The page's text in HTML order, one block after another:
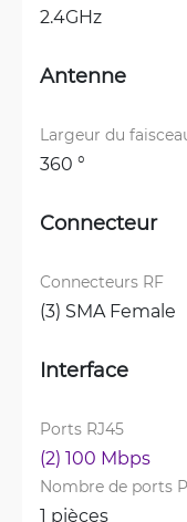
2.4GHz
Antenne
Largeur du
360 °
Connecteur
Connecteurs RF
(3) SMA Female
Interface
Ports RJ45
(2) 100 Mbps
Nombre de ports
1 pièces